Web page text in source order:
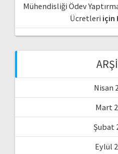
Mühendisliği Ödev
Ücretleri için
Nisan
Mart
Şubat
Eylül